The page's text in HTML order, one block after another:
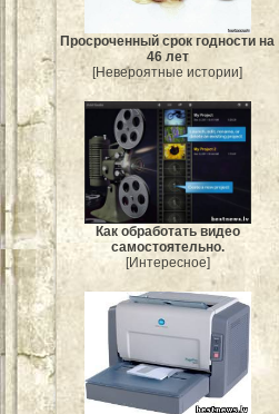
Просроченный срок годности на
46 лет
[Невероятные истории]
Как обработать видео
самостоятельно.
[Интересное]